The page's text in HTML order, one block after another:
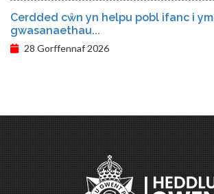
Cerdded cŵn yn helpu pobl ifanc i
gwasanaethau...
28 Gorffennaf 2026